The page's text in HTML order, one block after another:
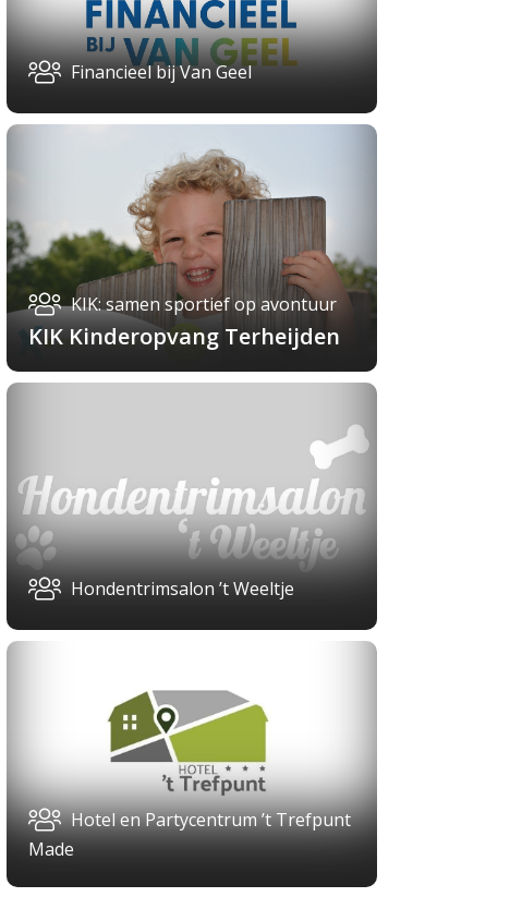
Financieel bij Van Geel
KIK: samen sportief op avontuur
KIK Kinderopvang Terheijden
Hondentrimsalon ’t Weeltje
Hotel en Partycentrum ’t Trefpunt
Made